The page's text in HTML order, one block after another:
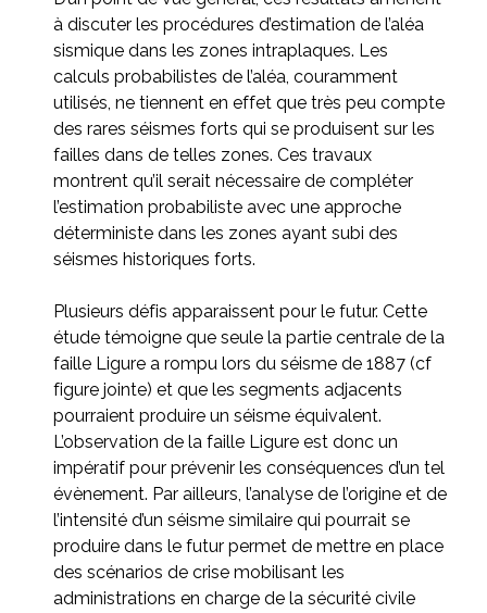
à discuter les procédures d’estimation de l’aléa
sismique dans les zones intraplaques. Les
calculs probabilistes de l’aléa, couramment
utilisés, ne tiennent en effet que très peu compte
des rares séismes forts qui se produisent sur les
failles dans de telles zones. Ces travaux
montrent qu’il serait nécessaire de compléter
l’estimation probabiliste avec une approche
déterministe dans les zones ayant subi des
séismes historiques forts.
Plusieurs défis apparaissent pour le futur. Cette
étude témoigne que seule la partie centrale de la
faille Ligure a rompu lors du séisme de 1887 (cf
figure jointe) et que les segments adjacents
pourraient produire un séisme équivalent.
L’observation de la faille Ligure est donc un
impératif pour prévenir les conséquences d’un tel
évènement. Par ailleurs, l’analyse de l’origine et de
l’intensité d’un séisme similaire qui pourrait se
produire dans le futur permet de mettre en place
des scénarios de crise mobilisant les
administrations en charge de la sécurité civile